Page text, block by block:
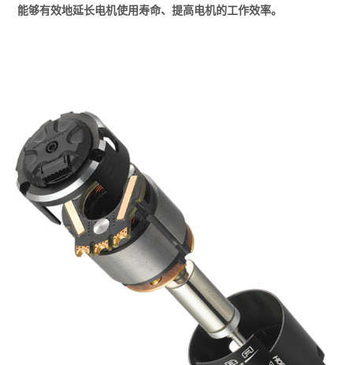
能够有效地延长电机使用寿命、提高电机的工作效率。